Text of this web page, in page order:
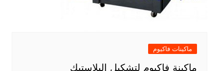
ماكينات فاكيوم
ماكينة فاكيوم لتشكيل البلاستيك